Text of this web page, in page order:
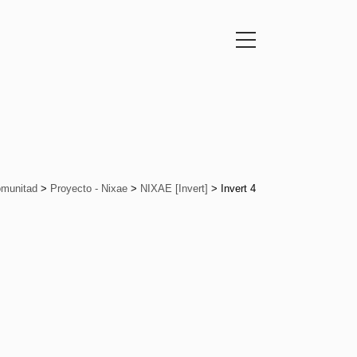
> Proyecto - Nixae > NIXAE [Invert] > Invert 4